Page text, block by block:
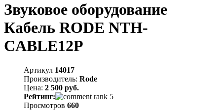
Звуковое оборудование
Кабель RODE NTH-
CABLE12P
Артикул 14017
Производитель: Rode
Цена: 2 500 руб.
Рейтинг:
Просмотров 660